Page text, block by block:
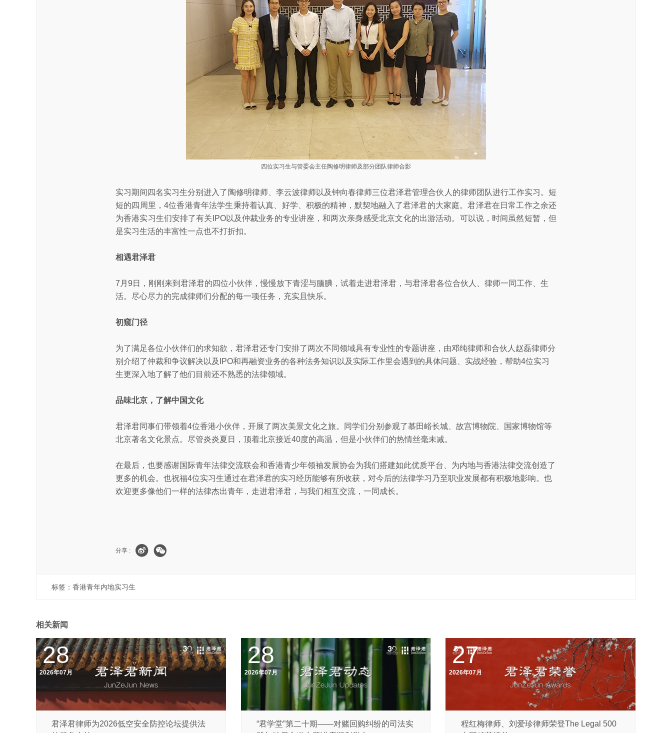
四位实习生与管委会主任陶修明律师及部分团队律师合影
实习期间四名实习生分别进入了陶修明律师、李云波律师以及钟向春律师三位君泽君管理合伙人的律师团队进行工作实习。短
短的四周里，4位香港青年法学生秉持着认真、好学、积极的精神，默契地融入了君泽君的大家庭。君泽君在日常工作之余还
为香港实习生们安排了有关IPO以及仲裁业务的专业讲座，和两次亲身感受北京文化的出游活动。可以说，时间虽然短暂，但
是实习生活的丰富性一点也不打折扣。
相遇君泽君
7月9日，刚刚来到君泽君的四位小伙伴，慢慢放下青涩与腼腆，试着走进君泽君，与君泽君各位合伙人、律师一同工作、生
活。尽心尽力的完成律师们分配的每一项任务，充实且快乐。
初窥门径
为了满足各位小伙伴们的求知欲，君泽君还专门安排了两次不同领域具有专业性的专题讲座，由邓纯律师和合伙人赵磊律师分
别介绍了仲裁和争议解决以及IPO和再融资业务的各种法务知识以及实际工作里会遇到的具体问题、实战经验，帮助4位实习
生更深入地了解了他们目前还不熟悉的法律领域。
品味北京，了解中国文化
君泽君同事们带领着4位香港小伙伴，开展了两次美景文化之旅。同学们分别参观了慕田峪长城、故宫博物院、国家博物馆等
北京著名文化景点。尽管炎炎夏日，顶着北京接近40度的高温，但是小伙伴们的热情丝毫未减。
在最后，也要感谢国际青年法律交流联会和香港青少年领袖发展协会为我们搭建如此优质平台、为内地与香港法律交流创造了
更多的机会。也祝福4位实习生通过在君泽君的实习经历能够有所收获，对今后的法律学习乃至职业发展都有积极地影响。也
欢迎更多像他们一样的法律杰出青年，走进君泽君，与我们相互交流，一同成长。
分享 :
标签： 香港青年内地实习生
相关新闻
28
2026年07月
君泽君律师为2026低空安全防控论坛提供法
28
2026年07月
“君学堂”第二十期——对赌回购纠纷的司法实
27
2026年07月
程红梅律师、刘爱珍律师荣登The Legal 500